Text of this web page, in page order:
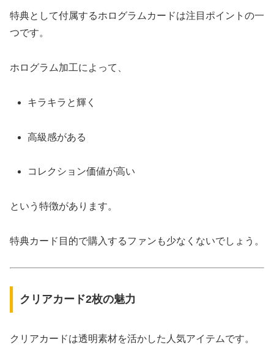
特典として付属するホログラムカードは注目ポイントの一
つです。
ホログラム加工によって、
キラキラと輝く
高級感がある
コレクション価値が高い
という特徴があります。
特典カード目的で購入するファンも少なくないでしょう。
クリアカード2枚の魅力
クリアカードは透明素材を活かした人気アイテムです。